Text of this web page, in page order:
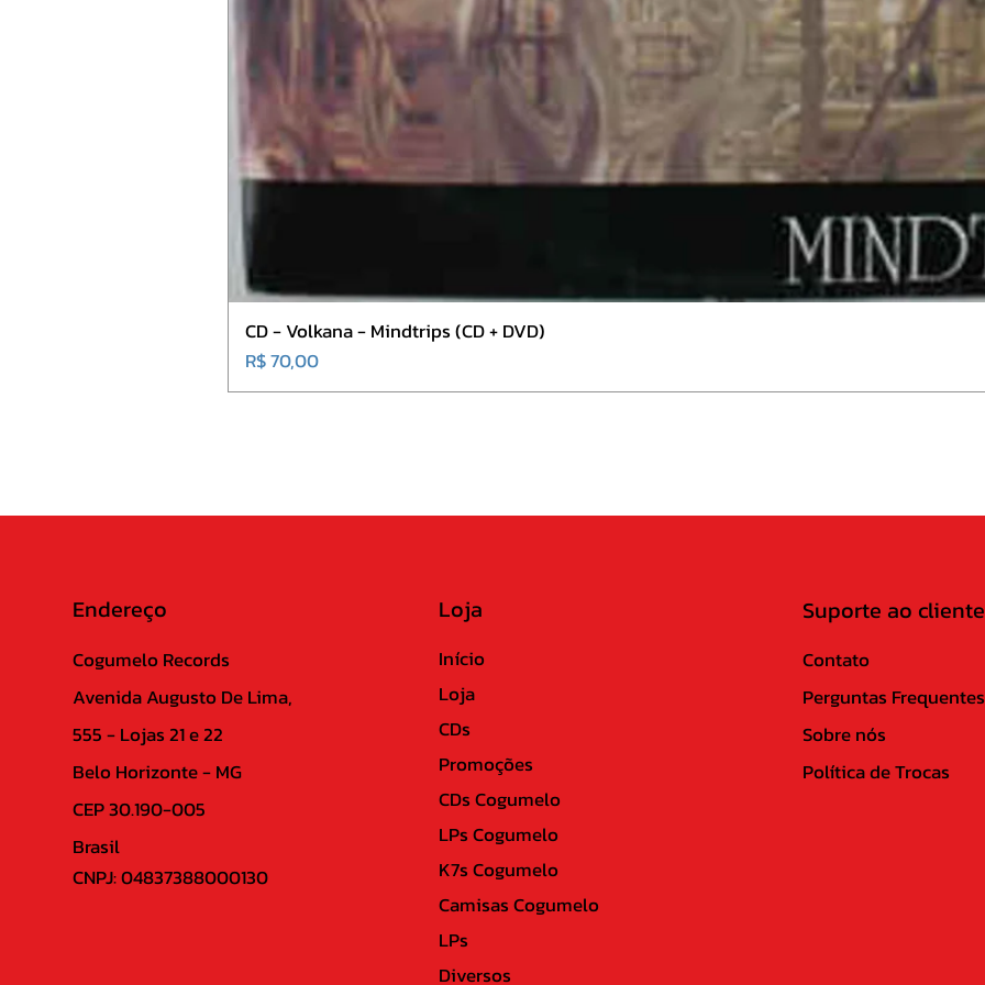
CD - Volkana - Mindtrips (CD + DVD)
Preço
R$ 70,00
Endereço
Cogumelo Records
Avenida Augusto De Lima,
555 - Lojas 21 e 22
Belo Horizonte - MG
CEP 30.190-005
Brasil
CNPJ: 04837388000130
Loja
Início
Loja
CDs
Promoções
CDs Cogumelo
LPs Cogumelo
K7s Cogumelo
Camisas Cogumelo
LPs
Diversos
Suporte ao cliente
Contato
Perguntas Frequentes
Sobre nós
Política de Trocas